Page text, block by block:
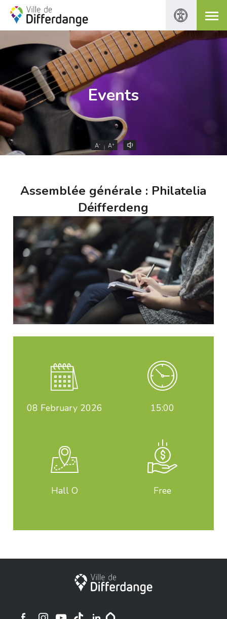
Events
A- A+
Assemblée générale : Philatelia
Déifferdeng
08 February 2026 15:00
Hall O Free
City of Differdange